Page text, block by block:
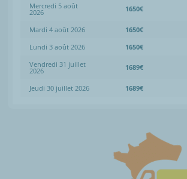
Mercredi 5 août
2026 1650€
Mardi 4 août 2026 1650€
Lundi 3 août 2026
1650€
Vendredi 31 juillet
2026 1689€
Jeudi 30 juillet 2026 1689€